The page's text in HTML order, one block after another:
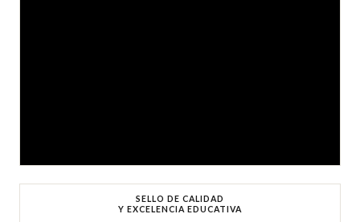
SELLO DE CALIDAD
Y EXCELENCIA EDUCATIVA